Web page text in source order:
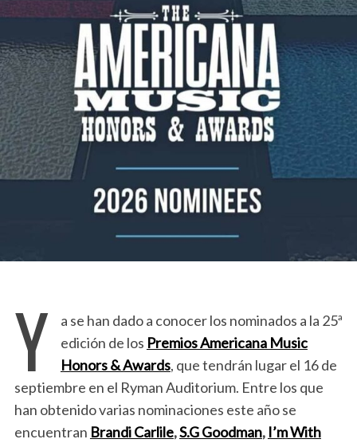
Y
a se han dado a conocer los nominados a la 25ª
edición de los Premios Americana Music
Honors & Awards, que tendrán lugar el 16 de
septiembre en el Ryman Auditorium. Entre los que
han obtenido varias nominaciones este año se
encuentran Brandi Carlile,S.G Goodman, I’m With